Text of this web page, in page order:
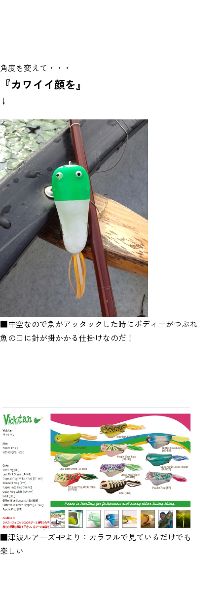
角度を変えて・・・
『カワイイ顔を』
↓
■中空なので魚がアッタックした時にボディーがつぶれ
魚の口に針が掛かかる仕掛けなのだ！
■津波ルアーズHPより：カラフルで見ているだけでも
楽しい